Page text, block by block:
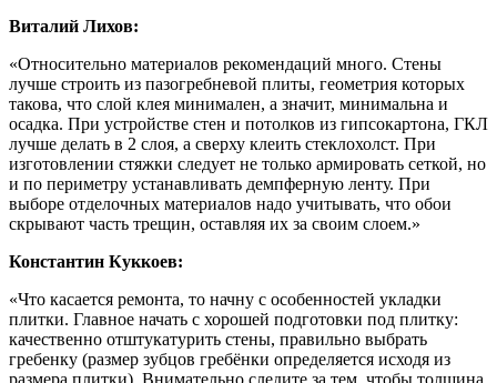
Виталий Лихов:
«Относительно материалов рекомендаций много. Стены
лучше строить из пазогребневой плиты, геометрия которых
такова, что слой клея минимален, а значит, минимальна и
осадка. При устройстве стен и потолков из гипсокартона, ГКЛ
лучше делать в 2 слоя, а сверху клеить стеклохолст. При
изготовлении стяжки следует не только армировать сеткой, но
и по периметру устанавливать демпферную ленту. При
выборе отделочных материалов надо учитывать, что обои
скрывают часть трещин, оставляя их за своим слоем.»
Константин Куккоев:
«Что касается ремонта, то начну с особенностей укладки
плитки. Главное начать с хорошей подготовки под плитку:
качественно отштукатурить стены, правильно выбрать
гребенку (размер зубцов гребёнки определяется исходя из
размера плитки). Внимательно следите за тем, чтобы толщина